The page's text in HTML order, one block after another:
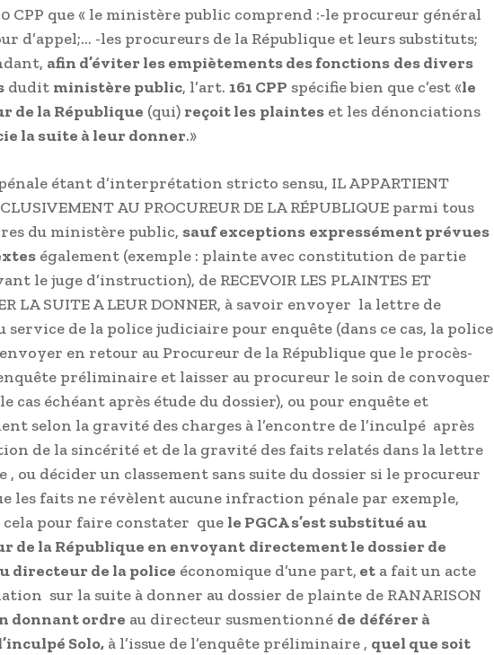
CPP que « le ministère public comprend :-le procureur général
d’appel;… -les procureurs de la République et leurs substituts;
afin d’éviter les empiètements des fonctions des divers
dudit ministère public, l’art. 161 CPP spécifie bien que c’est «le
de la République (qui) reçoit les plaintes et les dénonciations
la suite à leur donner.»
étant d’interprétation stricto sensu, IL APPARTIENT
AU PROCUREUR DE LA RÉPUBLIQUE parmi tous
du ministère public, sauf exceptions expressément prévues
également (exemple : plainte avec constitution de partie
le juge d’instruction), de RECEVOIR LES PLAINTES ET
LA SUITE A LEUR DONNER, à savoir envoyer la lettre de
service de la police judiciaire pour enquête (dans ce cas, la police
en retour au Procureur de la République que le procès-
préliminaire et laisser au procureur le soin de convoquer
cas échéant après étude du dossier), ou pour enquête et
selon la gravité des charges à l’encontre de l’inculpé après
de la sincérité et de la gravité des faits relatés dans la lettre
, ou décider un classement sans suite du dossier si le procureur
les faits ne révèlent aucune infraction pénale par exemple,
pour faire constater que le PGCA s’est substitué au
de la République en envoyant directement le dossier de
directeur de la police économique d’une part, et a fait un acte
sur la suite à donner au dossier de plainte de RANARISON
donnant ordre au directeur susmentionné de déférer à
Solo, à l’issue de l’enquête préliminaire , quel que soit